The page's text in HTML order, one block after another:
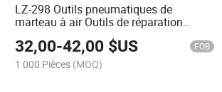
LZ-298 Outils pneumatiques de
marteau à air Outils de réparation
automobile Clé à choc pneumatique
32,00-42,00 $US FOB
1 000 Pièces (MOQ)